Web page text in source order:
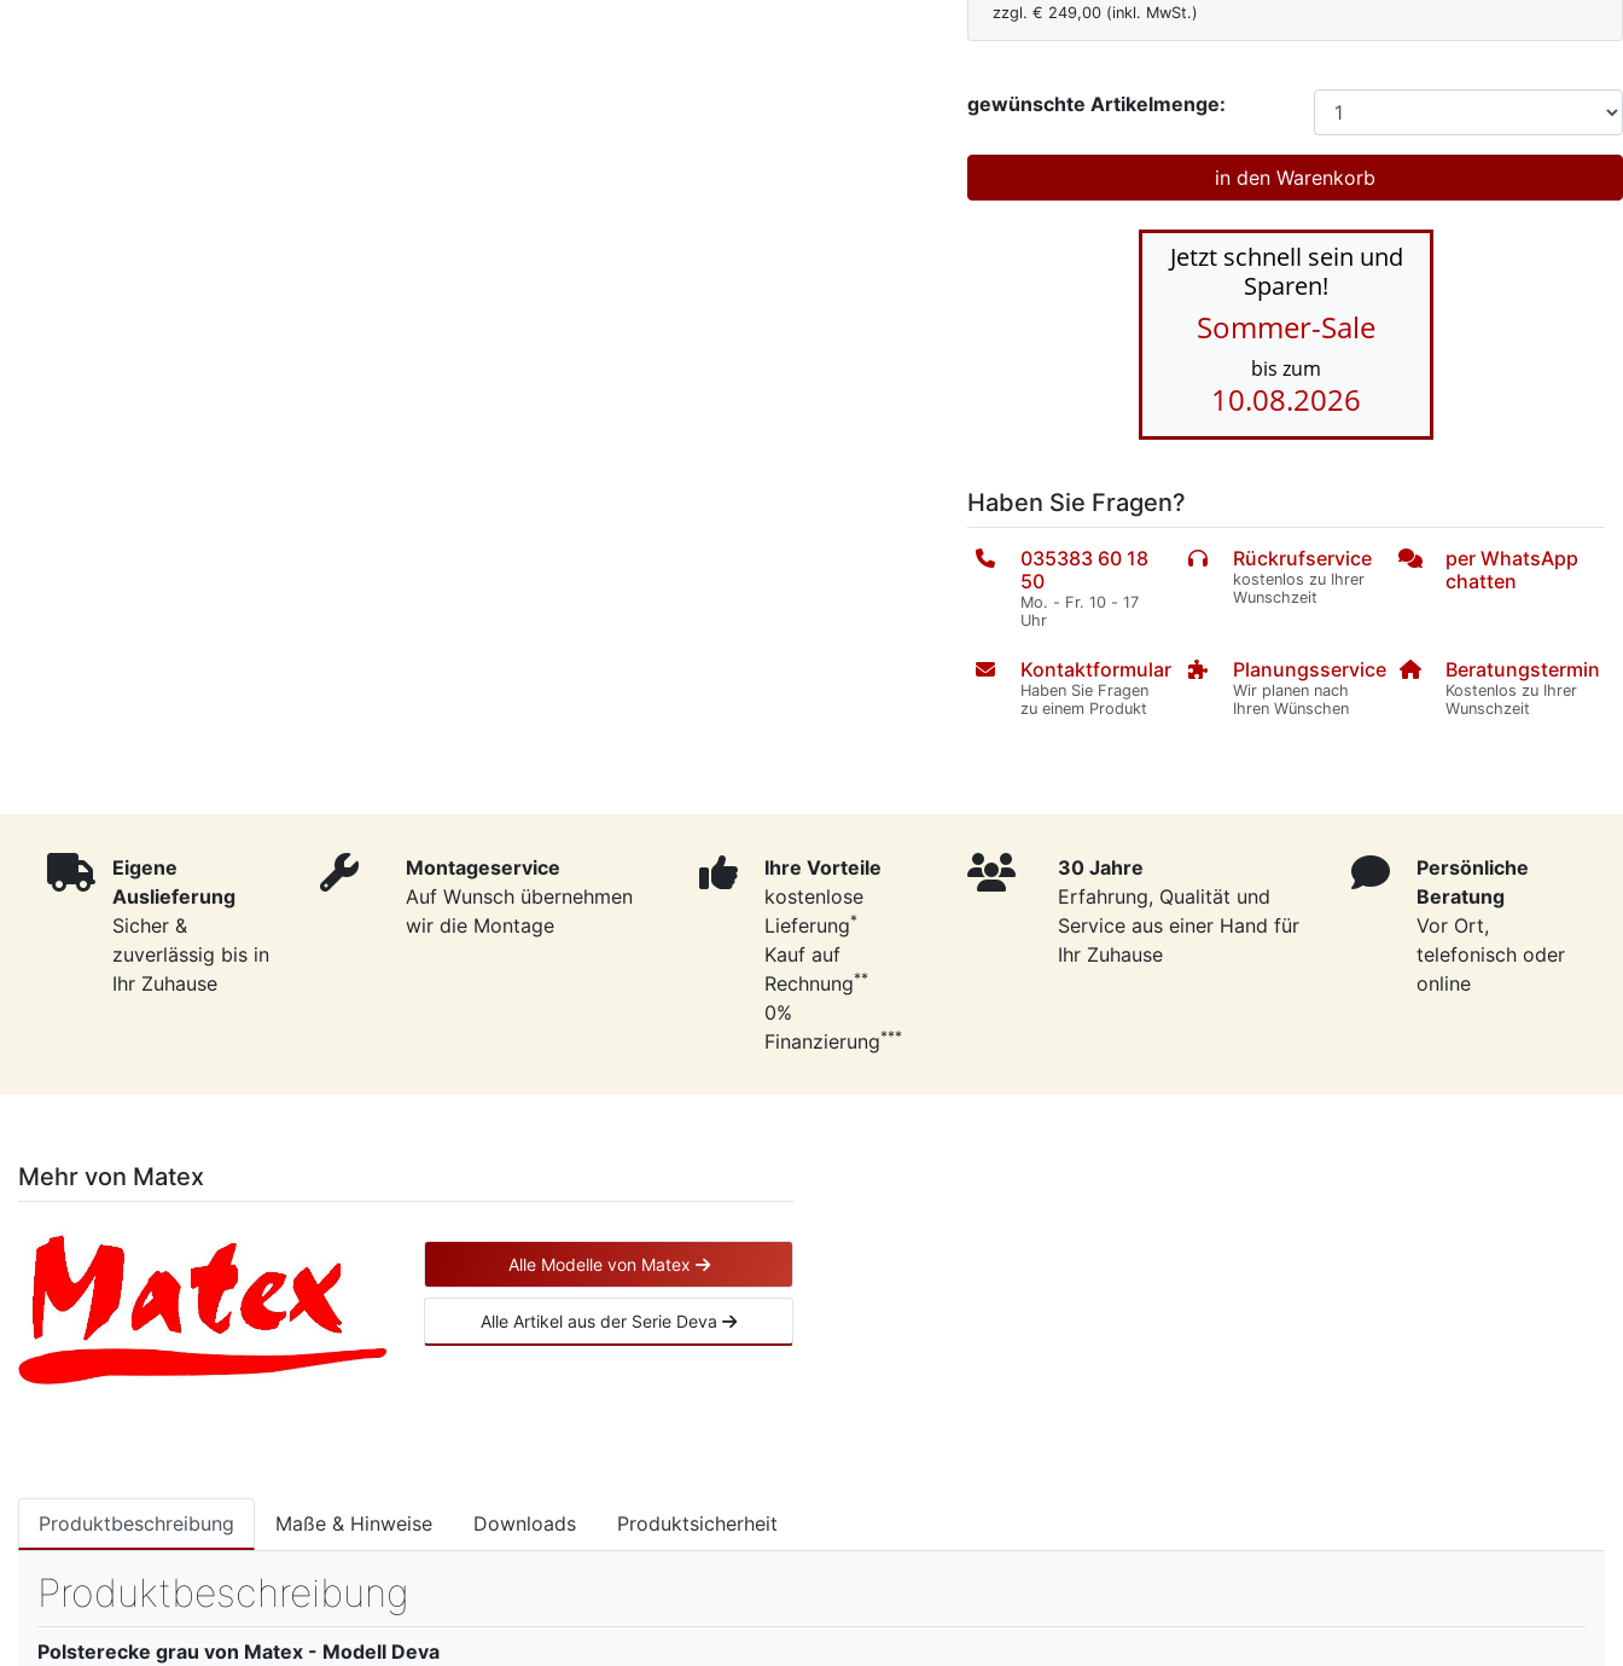
zzgl. € 249,00 (inkl. MwSt.)
gewünschte Artikelmenge:
Jetzt schnell sein und
Sparen!
Sommer-Sale
bis zum
10.08.2026
Haben Sie Fragen?
035383 60 18
50
Mo. - Fr. 10 - 17
Uhr
Rückrufservice
kostenlos zu Ihrer
Wunschzeit
per WhatsApp
chatten
Kontaktformular
Haben Sie Fragen
zu einem Produkt
Planungsservice
Wir planen nach
Ihren Wünschen
Beratungstermin
Kostenlos zu Ihrer
Wunschzeit
Eigene
Auslieferung
Sicher &
zuverlässig bis in
Ihr Zuhause
Montageservice
Auf Wunsch übernehmen
wir die Montage
Ihre Vorteile
kostenlose
Lieferung*
Kauf auf
Rechnung**
0%
Finanzierung***
30 Jahre
Erfahrung, Qualität und
Service aus einer Hand für
Ihr Zuhause
Persönliche
Beratung
Vor Ort,
telefonisch oder
online
Mehr von Matex
Alle Modelle von Matex
Alle Artikel aus der Serie Deva
Produktbeschreibung Maße & Hinweise Downloads Produktsicherheit
Produktbeschreibung
Polsterecke grau von Matex - Modell Deva